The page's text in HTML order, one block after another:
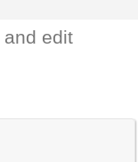
and edit